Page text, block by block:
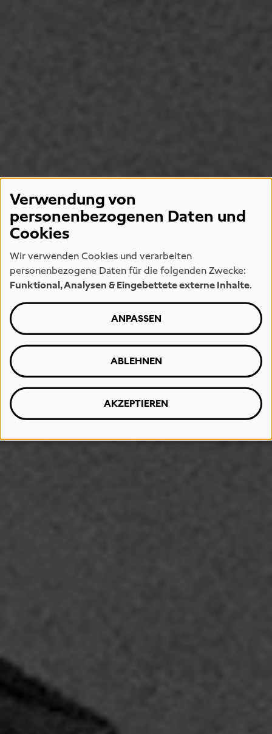
Verwendung von
personenbezogenen Daten und
Cookies
Wir verwenden Cookies und verarbeiten
personenbezogene Daten für die folgenden Zwecke:
Funktional, Analysen & Eingebettete externe Inhalte.
ANPASSEN
ABLEHNEN
AKZEPTIEREN